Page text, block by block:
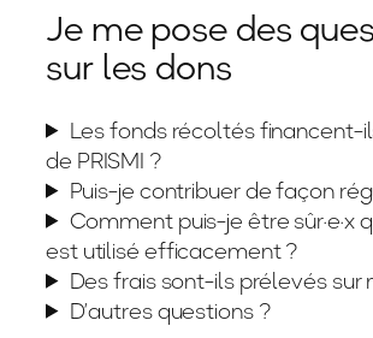
Je me pose des
sur les dons
Les fonds récoltés financent-
de PRISMI ?
Puis-je contribuer de façon
Comment puis-je être sûr·e·x
est utilisé efficacement ?
Des frais sont-ils prélevés sur
D’autres questions ?